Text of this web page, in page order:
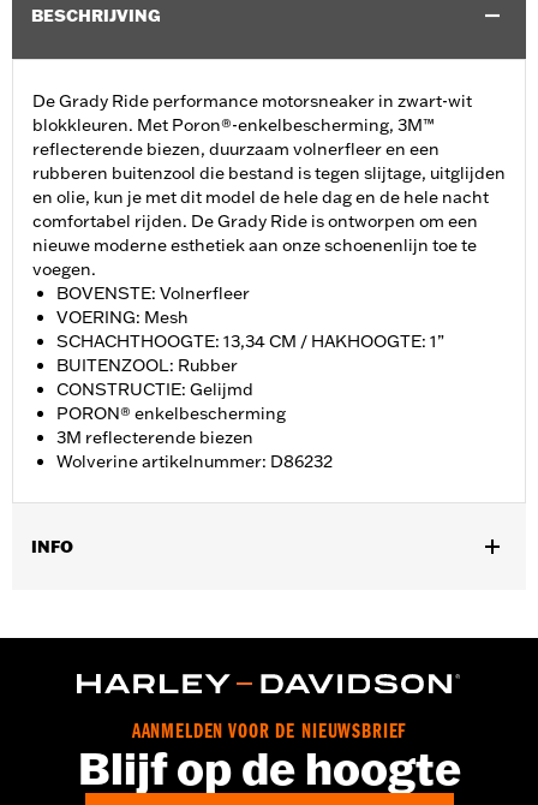
BESCHRIJVING
De Grady Ride performance motorsneaker in zwart-wit
blokkleuren. Met Poron®-enkelbescherming, 3M™
reflecterende biezen, duurzaam volnerfleer en een
rubberen buitenzool die bestand is tegen slijtage, uitglijden
en olie, kun je met dit model de hele dag en de hele nacht
comfortabel rijden. De Grady Ride is ontworpen om een
nieuwe moderne esthetiek aan onze schoenenlijn toe te
voegen.
BOVENSTE: Volnerfleer
VOERING: Mesh
SCHACHTHOOGTE: 13,34 CM / HAKHOOGTE: 1”
BUITENZOOL: Rubber
CONSTRUCTIE: Gelijmd
PORON® enkelbescherming
3M reflecterende biezen
Wolverine artikelnummer: D86232
INFO
GARANTIE:Wolverine Worldwide fabrieksgarantie – Ga naar
Herkomst:Geïmporteerd
Dimension Description:SCHACHTHOOGTE: 13,34 CM /
HAKHOOGTE: 1”
AANMELDEN VOOR DE NIEUWSBRIEF
Blijf op de hoogte